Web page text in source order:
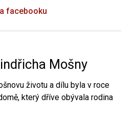
facebooku
Mošny
životu a dílu byla v roce
který dříve obývala rodina